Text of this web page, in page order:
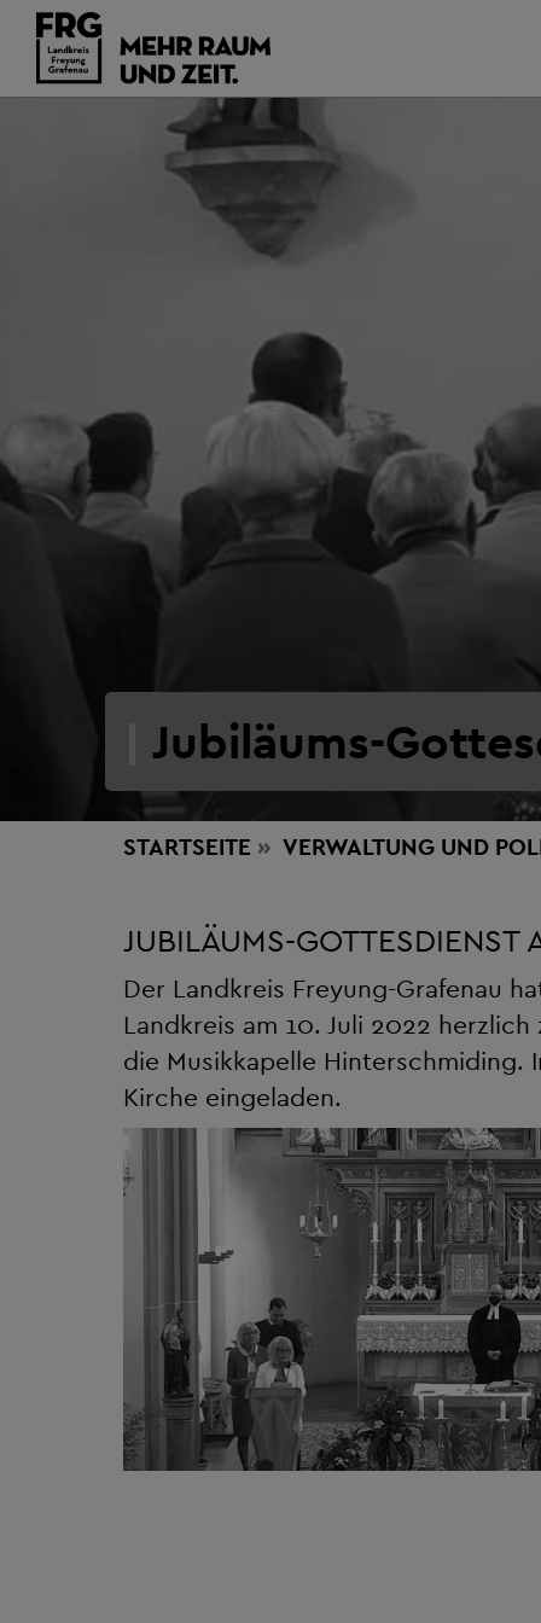
Jubiläums-
STARTSEITE VERWALTUNG UND
JUBILÄUMS-
Der Landkreis Freyung-Grafenau
Landkreis am 10. Juli 2022
die Musikkapelle Hinterschmiding.
Kirche eingeladen.